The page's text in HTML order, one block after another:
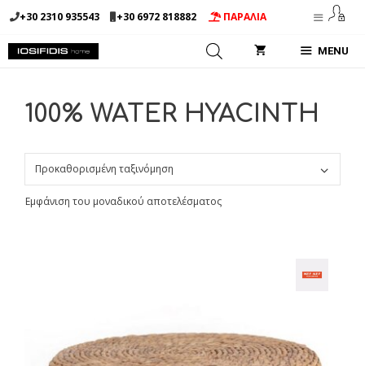
Μετάβαση
σε
περιεχόμενο
+30 2310 935543 +30 6972 818882 ΠΑΡΑΛΙΑ
MENU
100% WATER HYACINTH
Εμφάνιση του μοναδικού αποτελέσματος